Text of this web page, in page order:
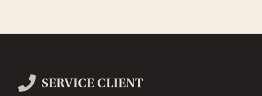
SERVICE CLIENT